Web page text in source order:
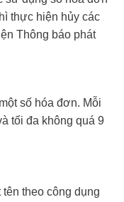
thực hiện hủy các
Thông báo phát
số hóa đơn. Mỗi
tối đa không quá 9
theo công dụng